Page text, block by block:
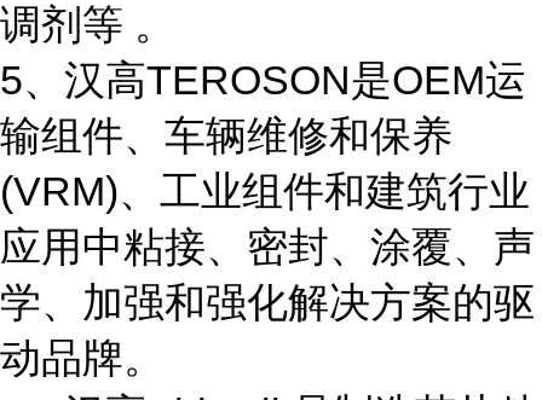
调剂等 。
5、汉高TEROSON是OEM运
输组件、车辆维修和保养
(VRM)、工业组件和建筑行业
应用中粘接、密封、涂覆、声
学、加强和强化解决方案的驱
动品牌。